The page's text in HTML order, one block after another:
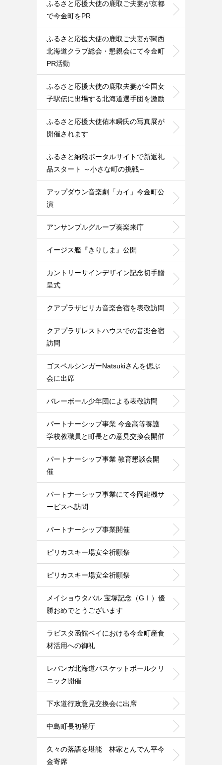
ふるさと応援大使の鹿取ご夫妻が京都
で今金町をPR
ふるさと応援大使の鹿取ご夫妻が関西
北海道クラブ総会・懇親会にて今金町
PR活動
ふるさと応援大使の鹿取夫妻が全国女
子駅伝に出場する北海道選手団を激励
ふるさと応援大使佑木瞬氏の写真展が
開催されます
ふるさと納税ポータルサイトで新返礼
品スタート ～小さな町の挑戦～
アップダウン音楽劇「カイ」今金町公
演
アンサンブルグループ奏楽来庁
イージス艦『きりしま』公開
カントリーサインデザイン記念切手贈
呈式
クアプラザピリカ音楽合宿を表敬訪問
クアプラザレストハウスでの音楽合宿
訪問
ゴスペルシンガーNatsukiさんを偲ぶ
会に出席
バレーボール少年団による表敬訪問
パートナーシップ事業 今金高等養護
学校教職員と町長との意見交換会開催
パートナーシップ事業 教育懇談会開
催
パートナーシップ事業にて今岡建機サ
ービスへ訪問
パートナーシップ事業開催
ピリカスキー場安全祈願祭
ピリカスキー場安全祈願祭
メイショウタバル 宝塚記念（GⅠ）優
勝おめでとうございます
ラビスタ函館ベイにおける今金町産食
材活用への御礼
レバンガ北海道バスケットボールクリ
ニック開催
下水道行政意見交換会に出席
中島町長初登庁
久々の落語を堪能 林家とんでん平今
金寄席